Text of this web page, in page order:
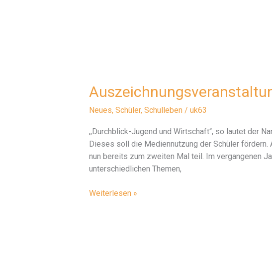
Neues, Schüler, Schulleben/ uk63
,,Durchblick-Jugend und Wirtschaft“, so lautet der
Dieses soll die Mediennutzung der Schüler fördern.
nun bereits zum zweiten Mal teil. Im vergangenen
unterschiedlichen Themen,
Auszeichnungsveranstaltung
Weiterlesen »